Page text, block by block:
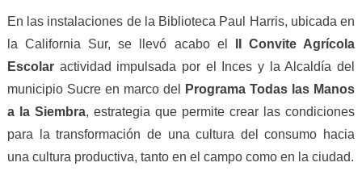
En las instalaciones de la Biblioteca Paul Harris, ubicada en
la California Sur, se llevó acabo el
II Convite Agrícola
Escolaractividad impulsada por el Inces y la Alcaldía del
municipio Sucre en marco del
ProgramaTodas las Manos
a la Siembra, estrategia que permite crear las condiciones
para la transformación de una cultura del consumo hacia
una cultura productiva, tanto en el campo como en la ciudad.